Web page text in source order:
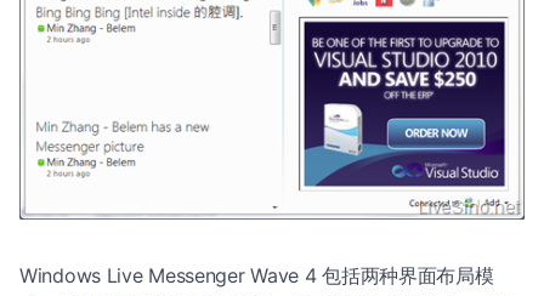
Windows Live Messenger Wave 4 包括两种界面布局模